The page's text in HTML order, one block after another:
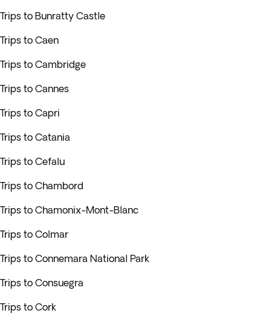
Trips to Bunratty Castle
Trips to Caen
Trips to Cambridge
Trips to Cannes
Trips to Capri
Trips to Catania
Trips to Cefalu
Trips to Chambord
Trips to Chamonix-Mont-Blanc
Trips to Colmar
Trips to Connemara National Park
Trips to Consuegra
Trips to Cork